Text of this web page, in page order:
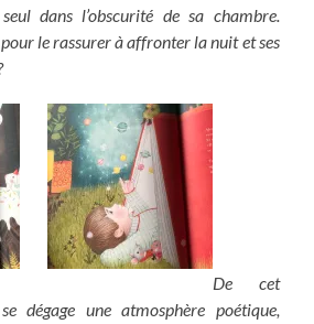
dans l’obscurité de sa chambre.
le rassurer à affronter la nuit et ses
De cet
dégage une atmosphère poétique,